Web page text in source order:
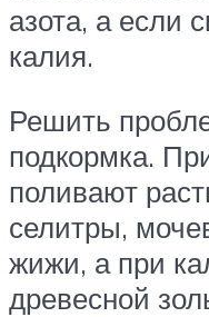
азота, а если
калия.
Решить
подкормка.
поливают
селитры,
жижи, а при
древесной